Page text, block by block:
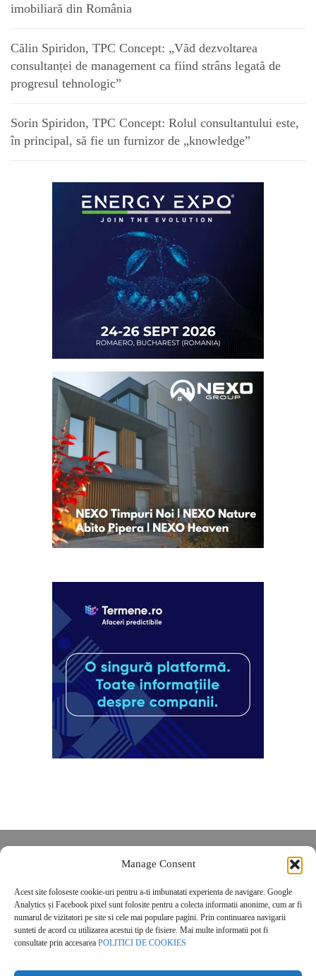
Manage Consent
Acest site foloseste cookie-uri pentru a-ti imbunatati experienta de navigare. Google
Analytics și Facebook pixel sunt folosite pentru a colecta informatii anonime, cum ar fi
numarul de vizitatori pe site si cele mai populare pagini. Prin continuarea navigarii
sunteti de acord cu utilizarea acestui tip de fisiere. Mai multe informatii pot fi
consultate prin accesarea POLITICI DE COOKIES
imobiliară din România
Călin Spiridon, TPC Concept: „Văd dezvoltarea
consultanței de management ca fiind strâns legată de
progresul tehnologic”
Sorin Spiridon, TPC Concept: Rolul consultantului este,
în principal, să fie un furnizor de „knowledge”
POLITICĂ DE CONFIDENȚIALITATE
Politica de cookies